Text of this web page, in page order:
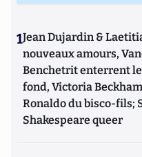
1Jean Dujardin &
nouveaux amours,
Benchetrit enterrent
fond, Victoria
Ronaldo du bisco-fils;
Shakespeare queer